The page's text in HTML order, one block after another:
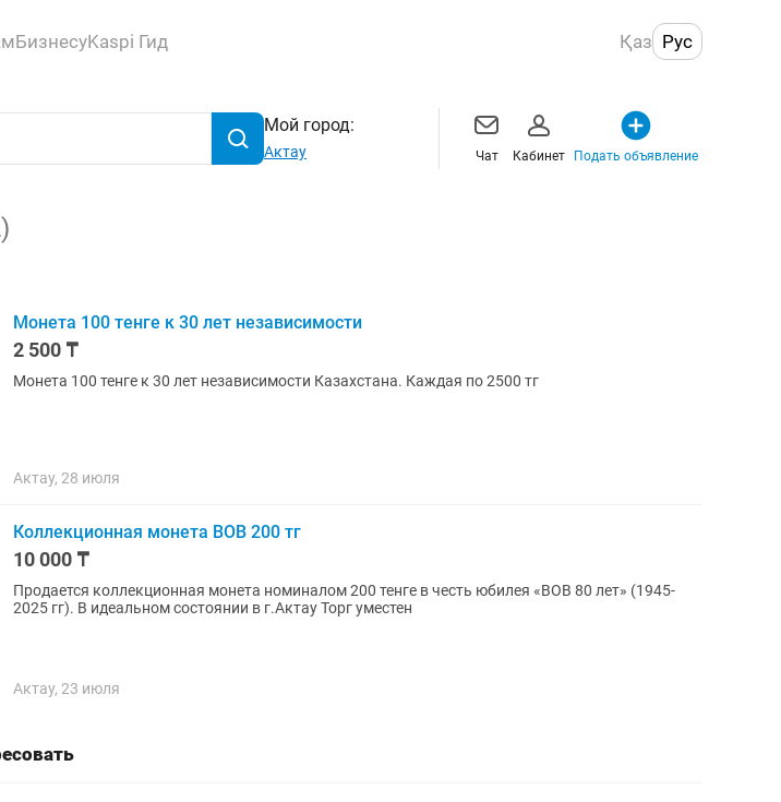
БизнесуKaspi Гид Қаз Рус
Мой город:
Актау Чат Кабинет Подать объявление
Монета 100 тенге к 30 лет независимости
2 500 ₸
Монета 100 тенге к 30 лет независимости Казахстана. Каждая по 2500 тг
Актау, 28 июля
Коллекционная монета ВОВ 200 тг
10 000 ₸
Продается коллекционная монета номиналом 200 тенге в честь юбилея «ВОВ 80 лет» (1945-
2025 гг). В идеальном состоянии в г.Актау Торг уместен
Актау, 23 июля